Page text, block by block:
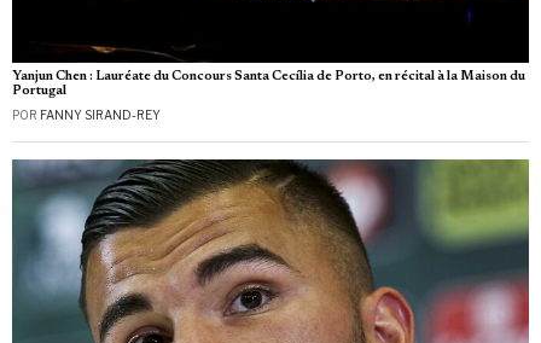
Yanjun Chen : Lauréate du Concours Santa Cecília de Porto, en récital à la Maison du
Portugal
POR FANNY SIRAND-REY